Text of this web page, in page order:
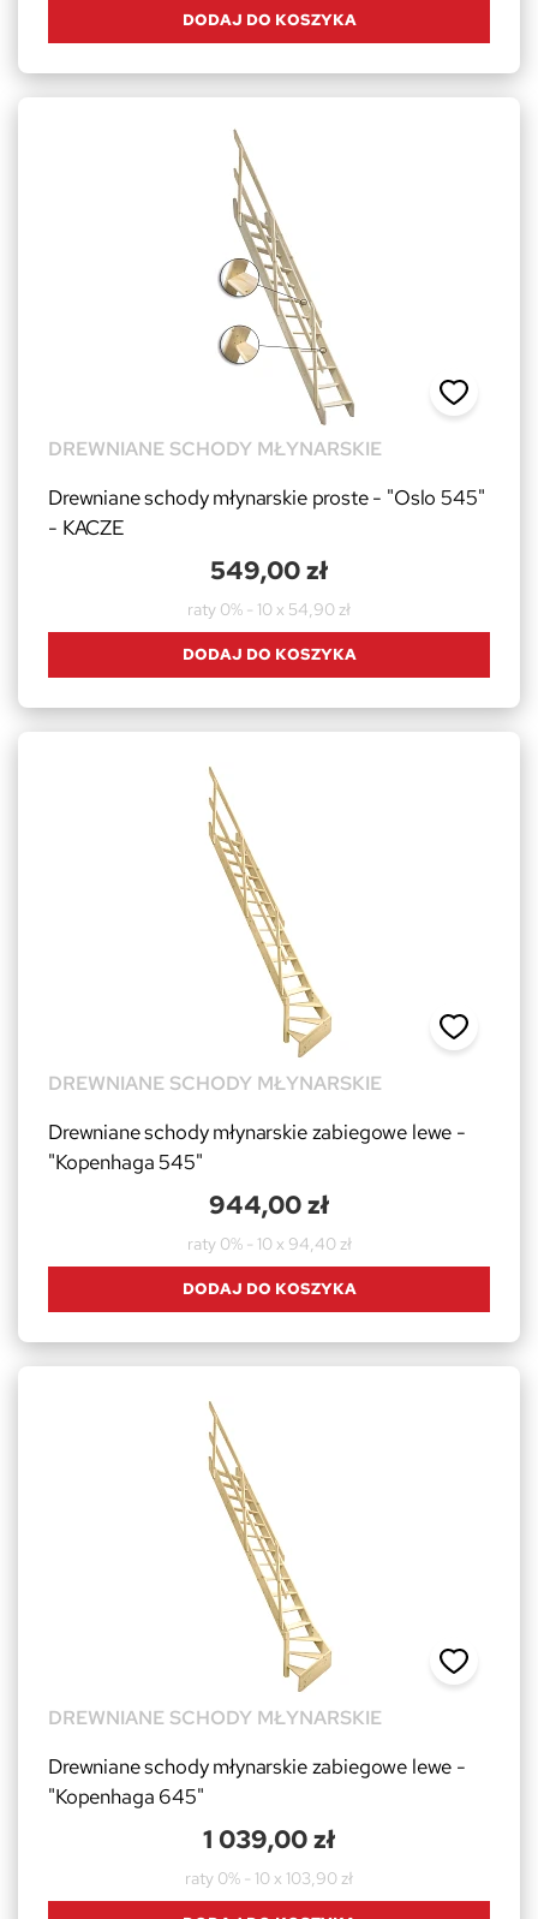
DODAJ DO KOSZYKA
DREWNIANE SCHODY MŁYNARSKIE
Drewniane schody młynarskie proste - "Oslo 545"
- KACZE
549,00 zł
raty 0% - 10 x 54,90 zł
DODAJ DO KOSZYKA
DREWNIANE SCHODY MŁYNARSKIE
Drewniane schody młynarskie zabiegowe lewe -
"Kopenhaga 545"
944,00 zł
raty 0% - 10 x 94,40 zł
DODAJ DO KOSZYKA
DREWNIANE SCHODY MŁYNARSKIE
Drewniane schody młynarskie zabiegowe lewe -
"Kopenhaga 645"
1 039,00 zł
raty 0% - 10 x 103,90 zł